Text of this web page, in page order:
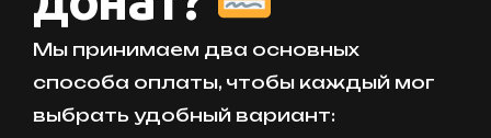
Мы принимаем два основных
способа оплаты, чтобы каждый мог
выбрать удобный вариант: